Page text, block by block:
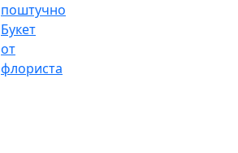
поштучно
Букет
от
флориста